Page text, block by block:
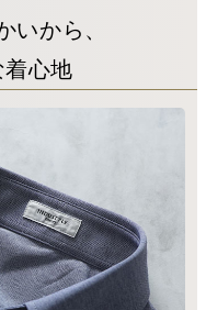
いから、
着心地